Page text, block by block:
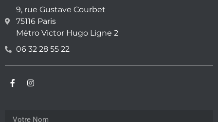
9, rue Gustave Courbet
75116 Paris
Métro Victor Hugo Ligne 2
06 32 28 55 22